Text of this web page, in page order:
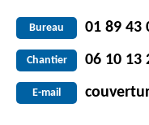
Bureau 01 89 43
Chantier 06 10 13
E-mail